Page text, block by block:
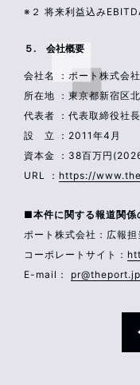
※２ 将来利益込み
５. 会社概要
会社名 ：ポート株式会社
所在地 ：東京都新宿区
代表者 ：代表取締役社
設 立 ：2011年4月
資本金 ：38百万円
URL ： https://
■本件に関する報道関係
ポート株式会社：広報
コーポレートサイト：
E-mail： pr@theport.jp